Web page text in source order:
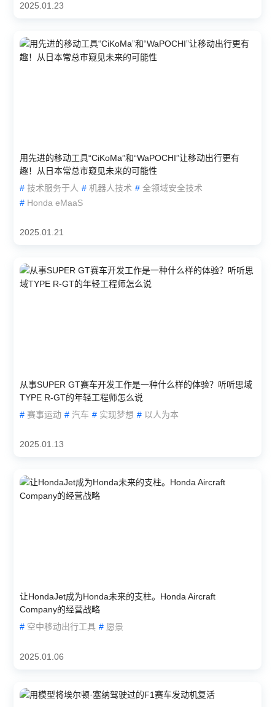
2025.01.23
用先进的移动工具“CiKoMa”和“WaPOCHI”让移动出行更有
趣！从日本常总市窥见未来的可能性
#技术服务于人 #机器人技术 #全领域安全技术
# Honda eMaaS
2025.01.21
从事SUPER GT赛车开发工作是一种什么样的体验？听听思域
TYPE R-GT的年轻工程师怎么说
# 赛事运动 # 汽车 # 实现梦想 # 以人为本
2025.01.13
让HondaJet成为Honda未来的支柱。Honda Aircraft
Company的经营战略
# 空中移动出行工具 # 愿景
2025.01.06